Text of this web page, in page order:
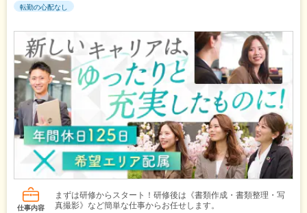
転勤の心配なし
仕事内容
まずは研修からスタート！研修後は《書類作成・書類整理・写
真撮影》など簡単な仕事からお任せします。